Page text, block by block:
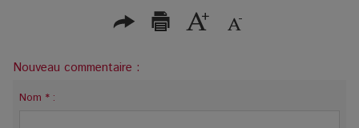
Nouveau commentaire :
Nom * :